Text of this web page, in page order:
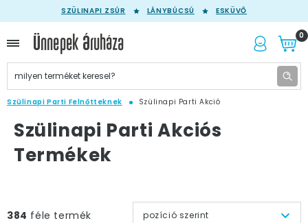
SZÜLINAPI ZSÚR LÁNYBÚCSÚ ESKÜVŐ
0
Szülinapi Parti Felnőtteknek Szülinapi Parti Akció
Szülinapi Parti Akciós
Termékek
384 féle termék pozíció szerint